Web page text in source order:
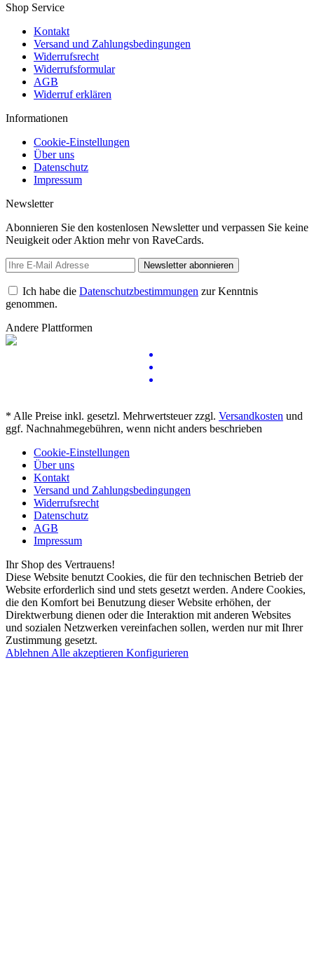
Shop Service
Kontakt
Versand und Zahlungsbedingungen
Widerrufsrecht
Widerrufsformular
AGB
Widerruf erklären
Informationen
Cookie-Einstellungen
Über uns
Datenschutz
Impressum
Newsletter
Abonnieren Sie den kostenlosen Newsletter und verpassen Sie keine
Neuigkeit oder Aktion mehr von RaveCards.
Newsletter abonnieren
Ich habe die Datenschutzbestimmungen zur Kenntnis
genommen.
Andere Plattformen
* Alle Preise inkl. gesetzl. Mehrwertsteuer zzgl. Versandkosten und
ggf. Nachnahmegebühren, wenn nicht anders beschrieben
Cookie-Einstellungen
Über uns
Kontakt
Versand und Zahlungsbedingungen
Widerrufsrecht
Datenschutz
AGB
Impressum
Ihr Shop des Vertrauens!
Diese Website benutzt Cookies, die für den technischen Betrieb der
Website erforderlich sind und stets gesetzt werden. Andere Cookies,
die den Komfort bei Benutzung dieser Website erhöhen, der
Direktwerbung dienen oder die Interaktion mit anderen Websites
und sozialen Netzwerken vereinfachen sollen, werden nur mit Ihrer
Zustimmung gesetzt.
Ablehnen Alle akzeptieren Konfigurieren